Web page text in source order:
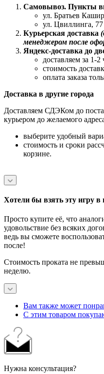
Самовывоз. Пункты
ул. Братьев
ул. Цвиллинга,
Курьерская доставка
менеджером после
Яндекс-доставка до
доставляем за 1-
стоимость
оплата заказа
Доставка в другие города
Доставляем СДЭКом до
курьером до желаемого
выберите удобный
стоимость и сроки
корзине.
Хотели бы взять эту игру в
Просто купите её, что
удовольствие без всяких
ведь вы сможете
после!
Стоимость проката не
неделю.
Вам также может
С этим товаром
Нужна консультация?